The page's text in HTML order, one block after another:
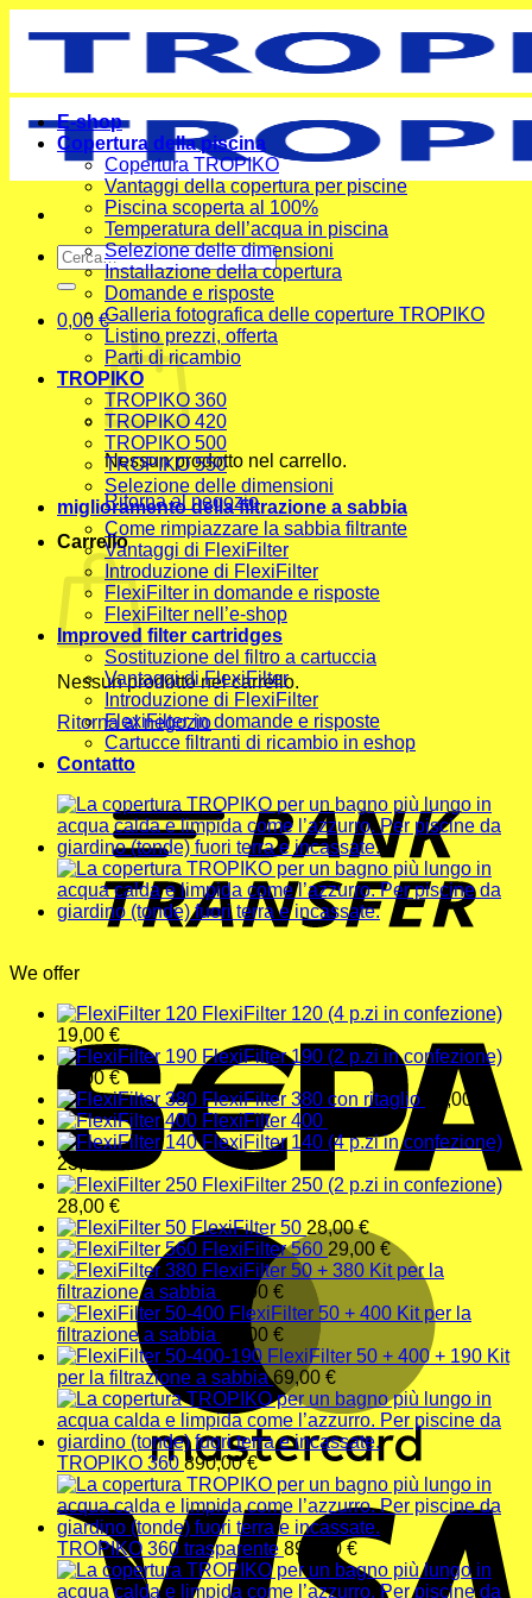
Cerca:
0,00 €
Nessun prodotto nel carrello.
Ritorna al negozio
Carrello
Nessun prodotto nel carrello.
Ritorna al negozio
E-shop
Copertura della piscina
Copertura TROPIKO
Vantaggi della copertura per piscine
Piscina scoperta al 100%
Temperatura dell’acqua in piscina
Selezione delle dimensioni
Installazione della copertura
Domande e risposte
Galleria fotografica delle coperture TROPIKO
Listino prezzi, offerta
Parti di ricambio
TROPIKO
TROPIKO 360
TROPIKO 420
TROPIKO 500
TROPIKO 550
Selezione delle dimensioni
miglioramento della filtrazione a sabbia
Come rimpiazzare la sabbia filtrante
Vantaggi di FlexiFilter
Introduzione di FlexiFilter
FlexiFilter in domande e risposte
FlexiFilter nell’e-shop
Improved filter cartridges
Sostituzione del filtro a cartuccia
Vantaggi di FlexiFilter
Introduzione di FlexiFilter
FlexiFilter in domande e risposte
Cartucce filtranti di ricambio in eshop
Contatto
We offer
FlexiFilter 120 (4 p.zi in confezione)
19,00 €
FlexiFilter 190 (2 p.zi in confezione)
22,00 €
FlexiFilter 380 con ritaglio
22,00
FlexiFilter 400
FlexiFilter 140 (4 p.zi in confezione)
23,00
FlexiFilter 250 (2 p.zi in confezione)
28,00 €
FlexiFilter 50 28,00€
FlexiFilter 560 29,00 €
FlexiFilter 50 + 380 Kit per la
filtrazione a sabbia
48,00 €
FlexiFilter 50 + 400 Kit per la
filtrazione a sabbia
49,00 €
FlexiFilter 50 + 400 + 190 Kit
per la filtrazione a sabbia 69,00 €
TROPIKO 360 890,00€
TROPIKO 360 trasparente 890,00€